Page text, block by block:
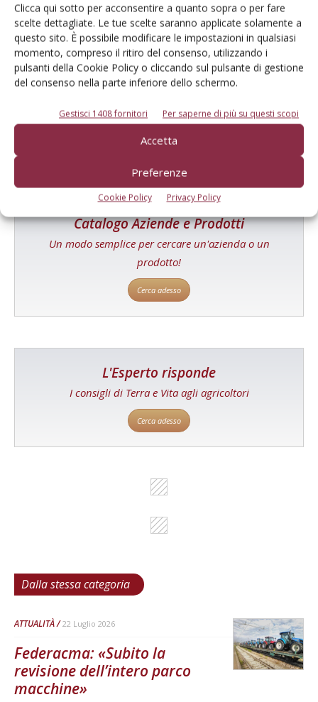
Clicca qui sotto per acconsentire a quanto sopra o per fare
scelte dettagliate. Le tue scelte saranno applicate solamente a
questo sito. È possibile modificare le impostazioni in qualsiasi
momento, compreso il ritiro del consenso, utilizzando i
pulsanti della Cookie Policy o cliccando sul pulsante di gestione
del consenso nella parte inferiore dello schermo.
Gestisci 1408 fornitori Per saperne di più su questi scopi
Accetta
Preferenze
Cookie Policy Privacy Policy
E-magazine
Tecniche, prodotti e servizi dalle aziende
Catalogo Aziende e Prodotti
Un modo semplice per cercare un'azienda o un
prodotto!
Cerca adesso
L'Esperto risponde
I consigli di Terra e Vita agli agricoltori
Cerca adesso
Dalla stessa categoria
ATTUALITÀ 22 Luglio 2026
Federacma: «Subito la
revisione dell’intero parco
macchine»